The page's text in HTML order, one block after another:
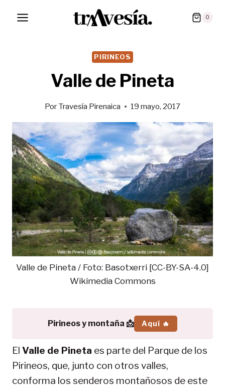
0
PIRINEOS
Valle de Pineta
Por Travesía Pirenaica 19 mayo, 2017
Valle de Pineta / Foto: Basotxerri [CC-BY-SA-4.0]
Wikimedia Commons
Pirineos y montaña 📩 Aquí 🔥
El Valle de Pineta es parte del Parque de los
Pirineos, que, junto con otros valles,
conforma los senderos montañosos de este